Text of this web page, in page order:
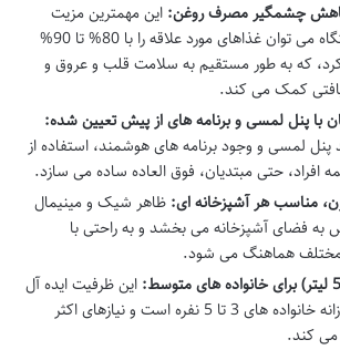
چشمگیر مصرف روغن: این مهمترین مزیت
است. با این دستگاه می توان غذاهای مورد علاقه را با 80% تا 90%
که به طور مستقیم به سلامت قلب و عروق و
کمک می کند.
با پنل لمسی و برنامه های از پیش تعیین شده:
پنل لمسی و وجود برنامه های هوشمند، استفاده از
افراد، حتی مبتدیان، فوق العاده ساده می سازد.
مناسب هر آشپزخانه ای: ظاهر شیک و مینیمال
به فضای آشپزخانه می بخشد و به راحتی با
مختلف هماهنگ می شود.
این ظرفیت ایده آل
برای پخت و پز روزانه خانواده های 3 تا 5 نفره است و نیازهای اکثر
می کند.